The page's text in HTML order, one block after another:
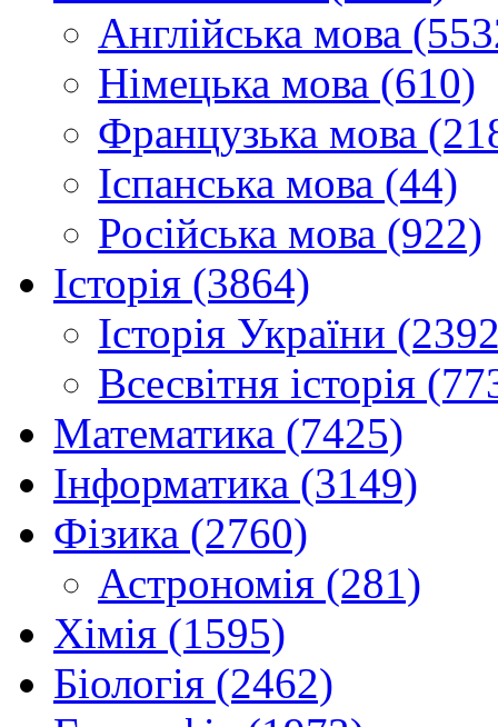
Англійська мова
Німецька мова (610)
Французька мова
Іспанська мова (44)
Російська мова (922)
Історія (3864)
Історія України
Всесвітня історія
Математика (7425)
Інформатика (3149)
Фізика (2760)
Астрономія (281)
Хімія (1595)
Біологія (2462)